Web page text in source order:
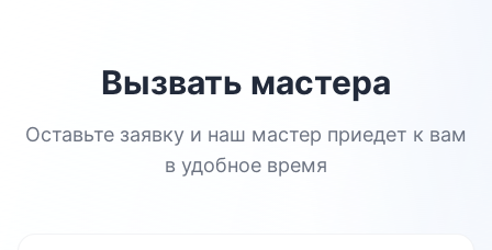
Вызвать мастера
Оставьте заявку и наш мастер приедет к вам
в удобное время